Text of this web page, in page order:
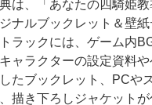
は、「あなたの四騎姫教
ナルブックレット＆壁紙
ラックには、ゲーム内
ャラクターの設定資料や
たブックレット、PCや
描き下ろしジャケットが